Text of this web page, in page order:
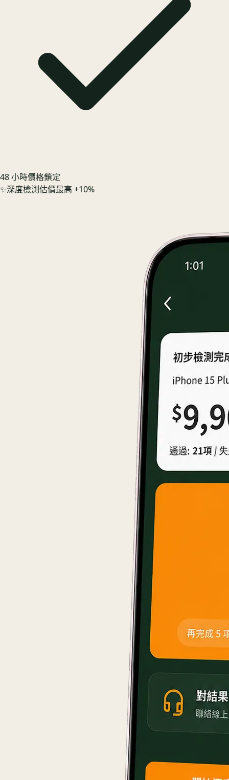
48 小時價格鎖定
✨深度檢測估價最高 +10%